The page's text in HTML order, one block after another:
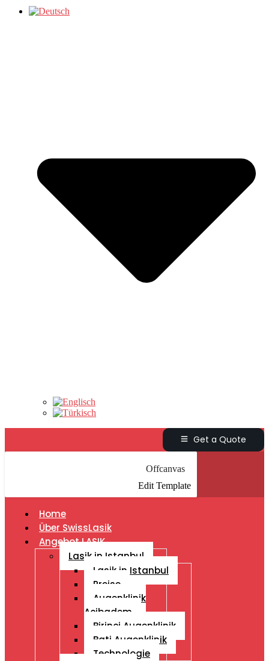
Get a Quote
Offcanvas
Edit Template
Home
Über SwissLasik
Angebot LASIK
Lasik in Istanbul
Lasik in Istanbul
Preise
Augenklinik
Acibadem
Birinci Augenklinik
Bati Augenklinik
Technologie